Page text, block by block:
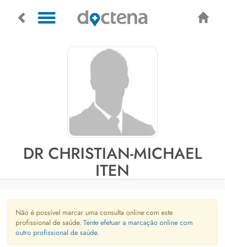
DR CHRISTIAN-MICHAEL
ITEN
Não é possível marcar uma consulta online com este
profissional de saúde. Tente efetuar a marcação online com
outro profissional de saúde.